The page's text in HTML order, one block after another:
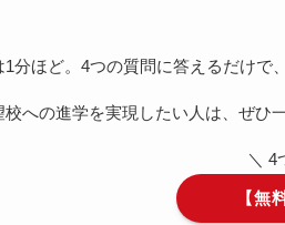
分ほど。4つの質問に答えるだけで
への進学を実現したい人は、ぜひ
＼ 4
【無